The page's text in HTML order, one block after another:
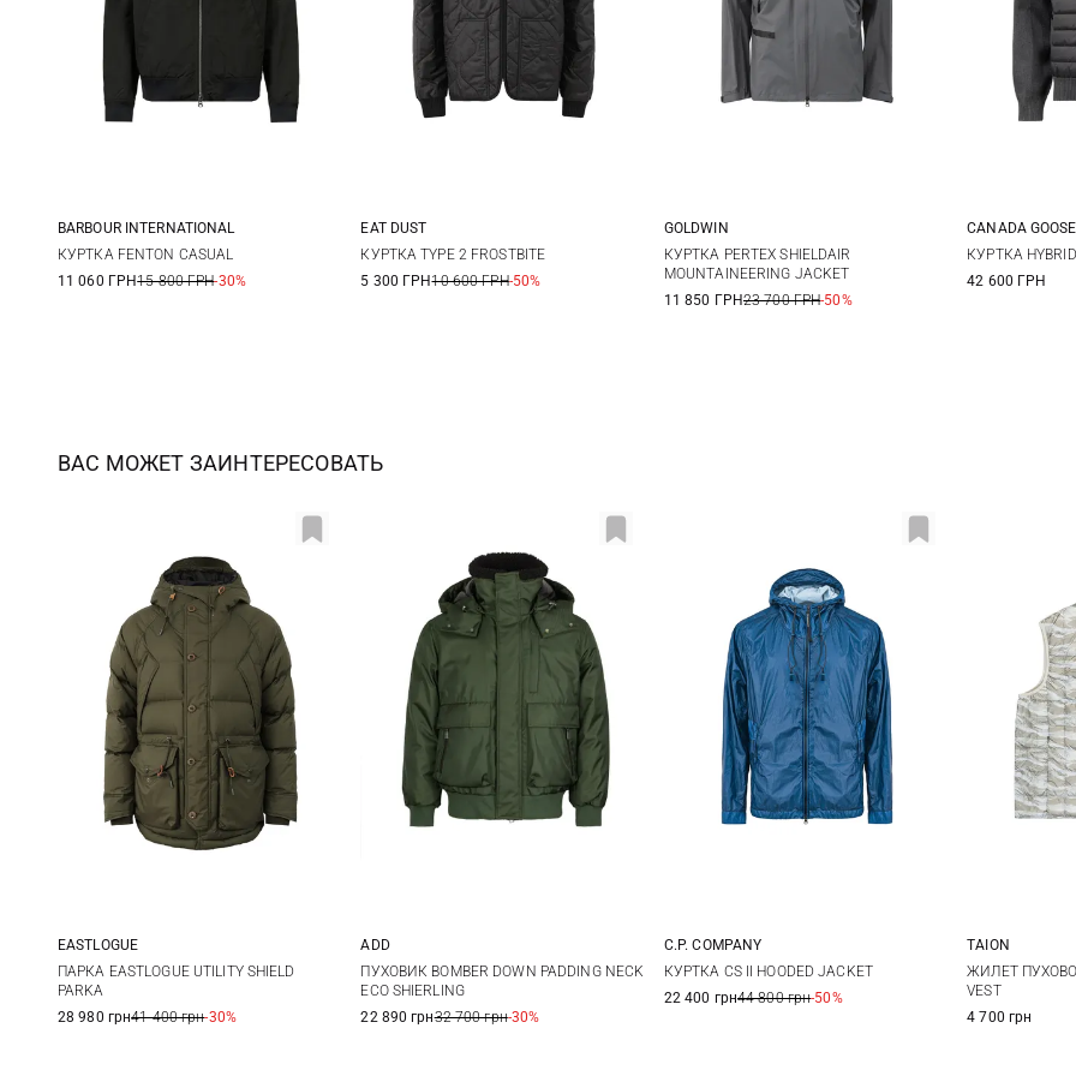
M L XL
BARBOUR INTERNATIONAL
КУРТКА FENTON CASUAL
11 060 ГРН15 800 ГРН-30%
M L XL
EAT DUST
КУРТКА TYPE 2 FROSTBITE
5 300 ГРН10 600 ГРН-50%
M L XL
GOLDWIN
КУРТКА PERTEX SHIELDAIR
MOUNTAINEERING JACKET
11 850 ГРН23 700 ГРН-50%
M
CANADA GOOSE
КУРТКА
42 600 ГРН
ВАС МОЖЕТ ЗАИНТЕРЕСОВАТЬ
S M L
EASTLOGUE
ПАРКА EASTLOGUE UTILITY SHIELD
PARKA
28 980 грн41 400 грн-30%
48 50
ADD
ПУХОВИК BOMBER DOWN PADDING NECK
ECO SHIERLING
22 890 грн32 700 грн-30%
44 46 48
C.P. COMPANY
КУРТКА CS II HOODED JACKET
22 400 грн44 800 грн-50%
XS S
XL
TAION
ЖИЛЕТ
VEST
4 700 грн